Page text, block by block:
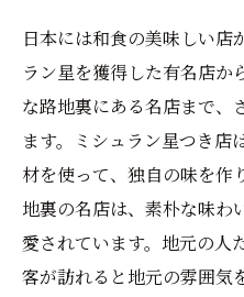
日本には和食の美味しい店
ラン星を獲得した有名店か
な路地裏にある名店まで、
ます。ミシュラン星つき店
材を使って、独自の味を作
地裏の名店は、素朴な味わ
愛されています。地元の人
客が訪れると地元の雰囲気